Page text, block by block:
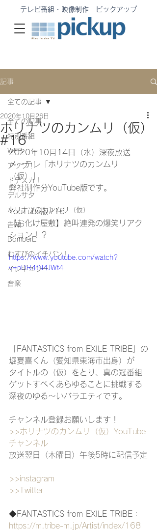
テレビ番組・映像制作 ピックアップ
記事
全ての記事
特別番組
WEB
アップ！
ドデスカ！
デルサタ
ホリナツのカンムリ（仮）
告知
BomberE
むすびのイチバン！
イレギュラー
音楽
全ての記事
ホリナツのカンムリ（仮）
#16
2020年10月26日
2020年10月14日（水）深夜放送
メ〜テレ「ホリナツのカンムリ
（仮）」
弊社制作分YouTube版です。
YouTube版#16
【お化け屋敷】絶叫連発の爆笑リアク
ション！？
https://www.youtube.com/watch?
v=nDR4tN4JWt4
「FANTASTICS from EXILE TRIBE」の
堀夏喜くん（愛知県東海市出身）が
タイトルの（仮）をとり、
真の冠番組
ゲットすべくあらゆることに挑戦する
深夜のゆる〜いバラエティです。
チャンネル登録お願いします！
>>ホリナツのカンムリ（仮） YouTube
チャンネル
放送翌日（木曜日）午後5時に配信予定
>>instagram
>>Twitter
◆FANTASTICS from EXILE TRIBE：
https://m.tribe-m.jp/Artist/index/168